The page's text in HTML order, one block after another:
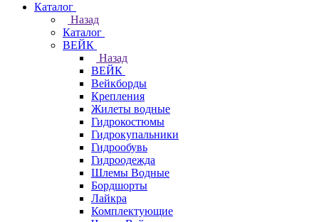
Каталог
Назад
Каталог
ВЕЙК
Назад
ВЕЙК
Вейкборды
Крепления
Жилеты водные
Гидрокостюмы
Гидрокупальники
Гидрообувь
Гидроодежда
Шлемы Водные
Бордшорты
Лайкра
Комплектующие